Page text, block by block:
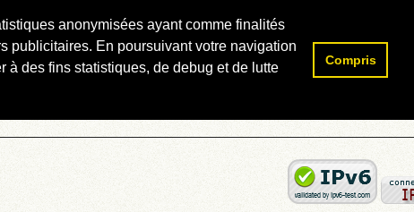
anonymisées ayant comme finalités
publicitaires. En poursuivant votre navigation
à des fins statistiques, de debug et de lutte
Compris
Rechercher :